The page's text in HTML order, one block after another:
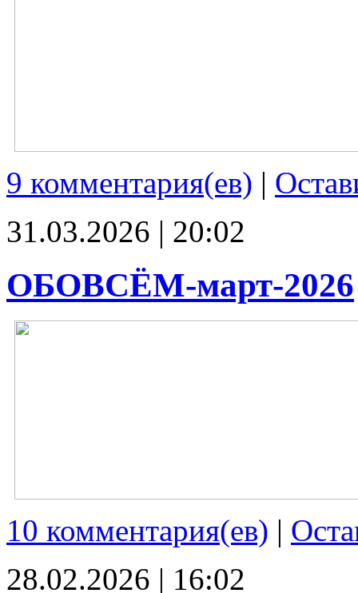
9 комментария(ев) |
31.03.2026 | 20:02
ОБОВСЁМ-март-2026
10 комментария(ев) |
28.02.2026 | 16:02